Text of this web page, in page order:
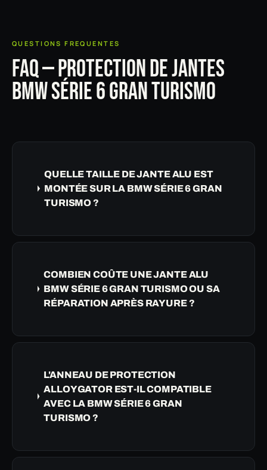
QUESTIONS FREQUENTES
FAQ — PROTECTION DE JANTES
BMW SÉRIE 6 GRAN TURISMO
QUELLE TAILLE DE JANTE ALU EST
MONTÉE SUR LA BMW SÉRIE 6 GRAN
TURISMO ?
COMBIEN COÛTE UNE JANTE ALU
BMW SÉRIE 6 GRAN TURISMO OU SA
RÉPARATION APRÈS RAYURE ?
L'ANNEAU DE PROTECTION
ALLOYGATOR EST-IL COMPATIBLE
AVEC LA BMW SÉRIE 6 GRAN
TURISMO ?